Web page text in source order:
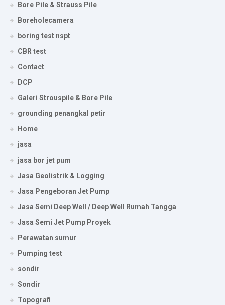
Bore Pile & Strauss Pile
Boreholecamera
boring test nspt
CBR test
Contact
DCP
Galeri Strouspile & Bore Pile
grounding penangkal petir
Home
jasa
jasa bor jet pum
Jasa Geolistrik & Logging
Jasa Pengeboran Jet Pump
Jasa Semi Deep Well / Deep Well Rumah Tangga
Jasa Semi Jet Pump Proyek
Perawatan sumur
Pumping test
sondir
Sondir
Topografi